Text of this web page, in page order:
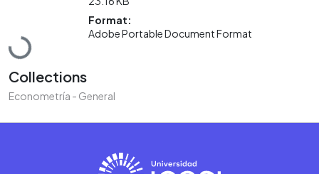
Loading...
Format:
Adobe Portable Document Format
Collections
Econometría - General